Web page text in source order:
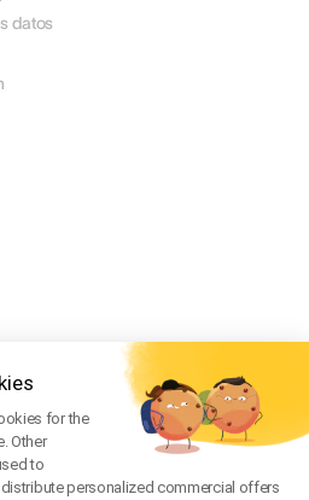
for the
Other
to
personalized commercial offers
datos